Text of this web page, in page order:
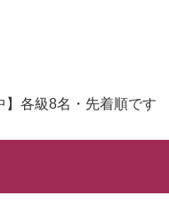
】各級8名・先着順です